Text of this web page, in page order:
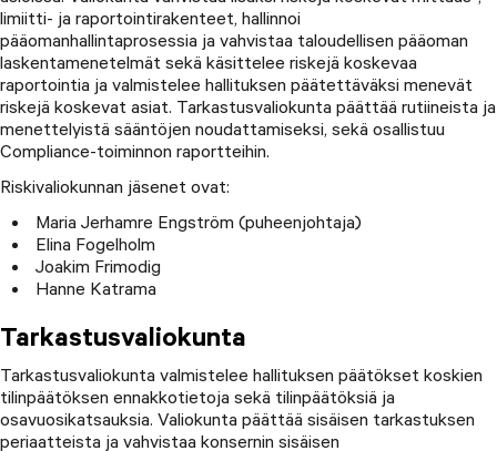
Keskeiset luottamustehtävät
Tapio Oy, hallituksen jäsen 2018–2025
Keskinäinen Vahinkovakuutusyhtiö Pohjantähti,
hallituksen jäsen 2019–2025
Oppiva Invest Oy, hallituksen puheenjohtaja 2019–
2024
Talousjohtaja, 2022–2026
Vt. henkilöstöjohtaja, 2024
Fiskars-konserni 2008–2021
Useita eri johtotehtäviä mm. Business Finance –
liiketoimintajohtaja, talouden ja liiketoiminnan
kehitysjohtaja, kehitysprojektien päällikkö
Wärtsilä 1999–2008
projekti- ja prosessipäällikkö, 2002–2008
sijoittajasuhdepäällikkö, 1999–2002
Merita Pankkiriliike 1997–1999
Interbank 1996–1997
Analyytikko
limiitti- ja raportointirakenteet, hallinnoi
pääomanhallintaprosessia ja vahvistaa taloudellisen pääoman
laskentamenetelmät sekä käsittelee riskejä koskevaa
raportointia ja valmistelee hallituksen päätettäväksi menevät
riskejä koskevat asiat. Tarkastusvaliokunta päättää rutiineista ja
menettelyistä sääntöjen noudattamiseksi, sekä osallistuu
Compliance-toiminnon raportteihin.
Riskivaliokunnan jäsenet ovat:
Maria Jerhamre Engström (puheenjohtaja)
Elina Fogelholm
Joakim Frimodig
Hanne Katrama
Tarkastusvaliokunta
Tarkastusvaliokunta valmistelee hallituksen päätökset koskien
tilinpäätöksen ennakkotietoja sekä tilinpäätöksiä ja
osavuosikatsauksia. Valiokunta päättää sisäisen tarkastuksen
periaatteista ja vahvistaa konsernin sisäisen